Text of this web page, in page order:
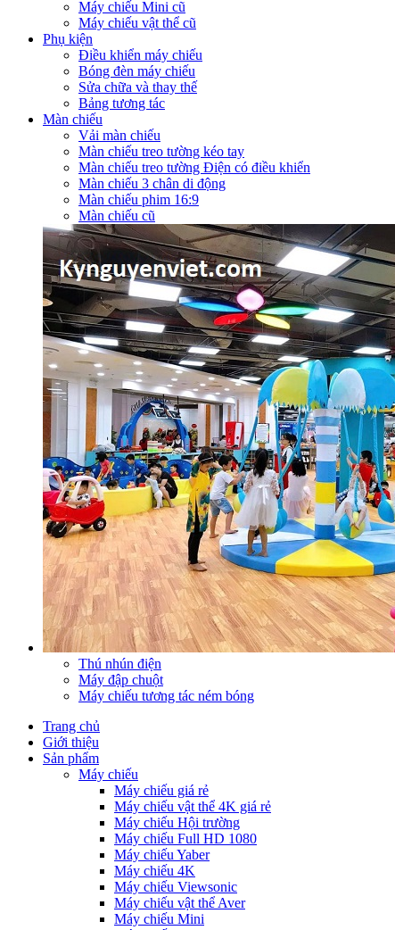
Máy chiếu Mini cũ
Máy chiếu vật thể cũ
Phụ kiện
Điều khiển máy chiếu
Bóng đèn máy chiếu
Sửa chữa và thay thế
Bảng tương tác
Màn chiếu
Vải màn chiếu
Màn chiếu treo tường kéo tay
Màn chiếu treo tường Điện có điều khiển
Màn chiếu 3 chân di động
Màn chiếu phim 16:9
Màn chiếu cũ
Thú nhún điện
Máy đập chuột
Máy chiếu tương tác ném bóng
Trang chủ
Giới thiệu
Sản phẩm
Máy chiếu
Máy chiếu giá rẻ
Máy chiếu vật thể 4K giá rẻ
Máy chiếu Hội trường
Máy chiếu Full HD 1080
Máy chiếu Yaber
Máy chiếu 4K
Máy chiếu Viewsonic
Máy chiếu vật thể Aver
Máy chiếu Mini